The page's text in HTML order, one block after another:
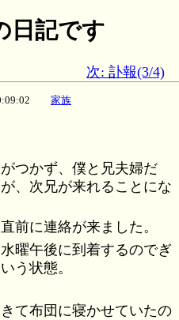
日記です
次: 訃報(3/4)
家族
つかず、僕と兄夫婦だ
、次兄が来れることにな
前に連絡が来ました。
曜午後に到着するのでぎ
う状態。
て布団に寝かせていたの